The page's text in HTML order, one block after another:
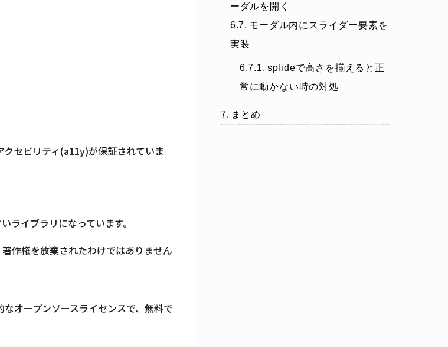
セビリティ(a11y)が保証されていま
ライブラリになっています。
著作権を放棄されたわけではありません
オープンソースライセンスで、無料で
ーダルを開く
モーダル内にスライダー要素を
実装
splideで高さを揃えると正
常に動かない時の対処
まとめ